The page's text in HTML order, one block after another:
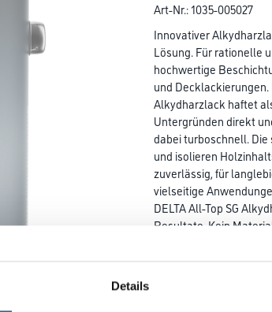
Details
Art-Nr.:1035-005027
Innovativer
Lösung. Für rationelle
hochwertige
und Decklackierungen.
Alkydharzlack haftet
Untergründen direkt
dabei turboschnell.
und isolieren
zuverlässig, für
vielseitige
DELTA All-Top SG
Resultate. Kein
modernem
direkt. Die Turbo-
zwei Anstriche an